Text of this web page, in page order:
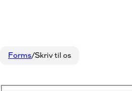
Forms Skriv til os